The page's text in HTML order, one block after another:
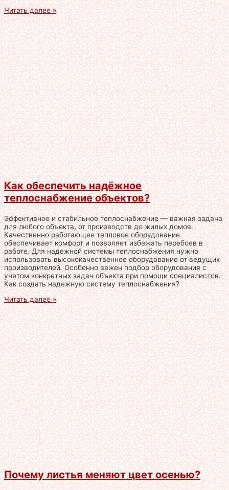
Читать далее »
Как обеспечить надёжное
теплоснабжение объектов?
Эффективное и стабильное теплоснабжение — важная задача
для любого объекта, от производств до жилых домов.
Качественно работающее тепловое оборудование
обеспечивает комфорт и позволяет избежать перебоев в
работе. Для надежной системы теплоснабжения нужно
использовать высококачественное оборудование от ведущих
производителей. Особенно важен подбор оборудования с
учетом конкретных задач объекта при помощи специалистов.
Как создать надежную систему теплоснабжения?
Читать далее »
Почему листья меняют цвет осенью?